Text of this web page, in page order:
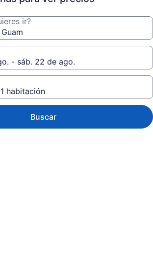
ir?
- sáb. 22 de ago.
habitación
Buscar